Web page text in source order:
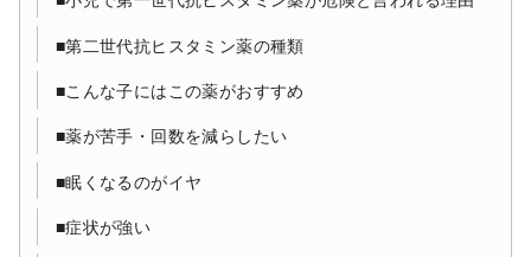
■第二世代抗ヒスタミン薬の種類
■こんな子にはこの薬がおすすめ
■薬が苦手・回数を減らしたい
■眠くなるのがイヤ
■症状が強い